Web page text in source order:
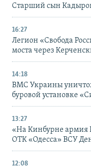
Старший сын
16:27
Легион «Свобода
моста через
14:18
ВМС Украины
буровой установке
13:27
«На Кинбурне армия
ОТК «Одесса» ВСУ
12:08